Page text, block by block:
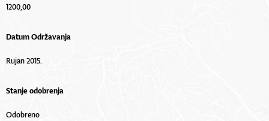
1200,00
Datum Održavanja
Rujan 2015.
Stanje odobrenja
Odobreno